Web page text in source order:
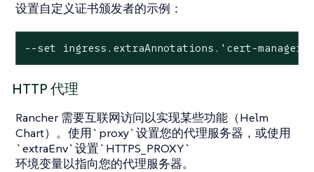
设置自定义证书颁发者的示例：
--set ingress.extraAnnotations.'cert-
HTTP 代理
Rancher 需要互联网访问以实现某些功能（Helm
Chart）。使用`proxy`设置您的代理服务器，或使用
`extraEnv`设置`HTTPS_PROXY`
环境变量以指向您的代理服务器。